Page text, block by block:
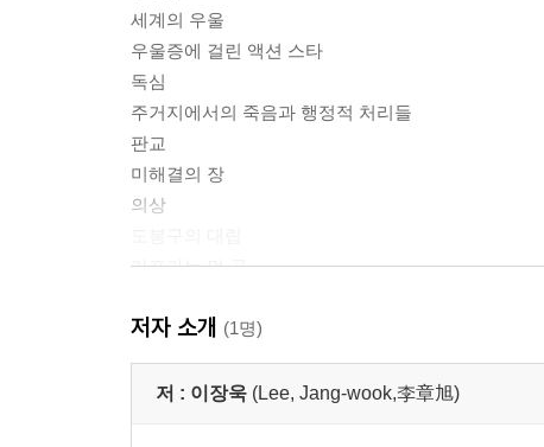
세계의 우울
우울증에 걸린 액션 스타
독심
주거지에서의 죽음과 행정적 처리들
판교
미해결의 장
의상
카프카는 먼 곳
긍정적인 공기 속에서 밤의 귀가
무인 세계
중력의 소모
저자 소개 (1명)
저 : 이장욱 (Lee, Jang-wook,李章旭)